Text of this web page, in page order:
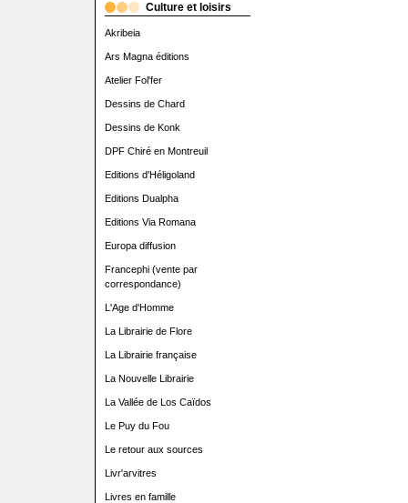
Culture et loisirs
Akribeia
Ars Magna éditions
Atelier Fol'fer
Dessins de Chard
Dessins de Konk
DPF Chiré en Montreuil
Editions d'Héligoland
Editions Dualpha
Editions Via Romana
Europa diffusion
Francephi (vente par
correspondance)
L'Age d'Homme
La Librairie de Flore
La Librairie française
La Nouvelle Librairie
La Vallée de Los Caïdos
Le Puy du Fou
Le retour aux sources
Livr'arvitres
Livres en famille